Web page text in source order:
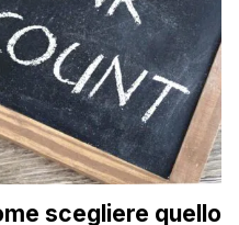
scegliere quello